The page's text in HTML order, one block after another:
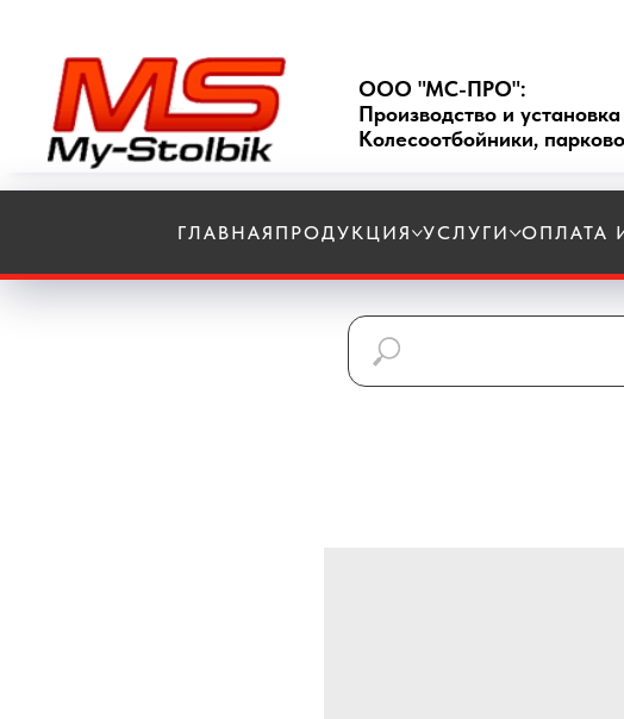
ООО "МС-ПРО":
Производство и
Колесоотбойники,
ГЛАВНАЯ ПРОДУКЦИЯ УСЛУГИ ОПЛАТА